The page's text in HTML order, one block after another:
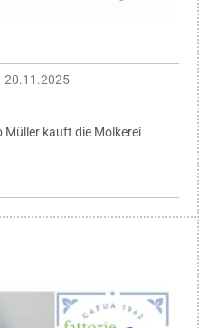
20.11.2025
Müller kauft die Molkerei